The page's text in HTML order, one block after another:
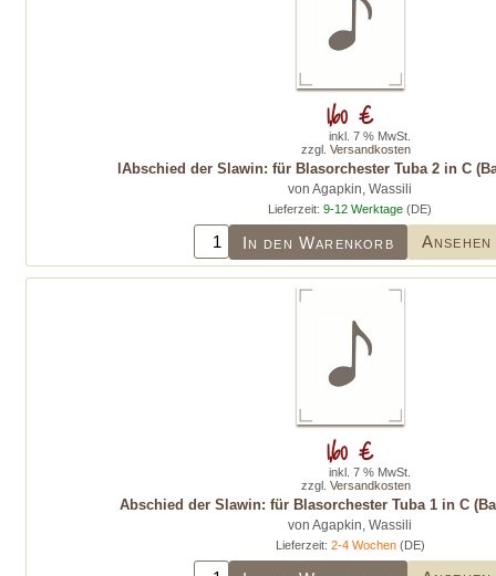
lAbschied der Slawin: für Blasorchester Tuba 2 in C
von Agapkin, Wassili
Lieferzeit: 9-12 Werktage (DE)
In den Warenkorb Ansehen
1,60 €
inkl. 7 % MwSt.
zzgl. Versandkosten
Abschied der Slawin: für Blasorchester Tuba 1 in C
von Agapkin, Wassili
Lieferzeit: 2-4 Wochen(DE)
1,60 €
inkl. 7 % MwSt.
zzgl. Versandkosten